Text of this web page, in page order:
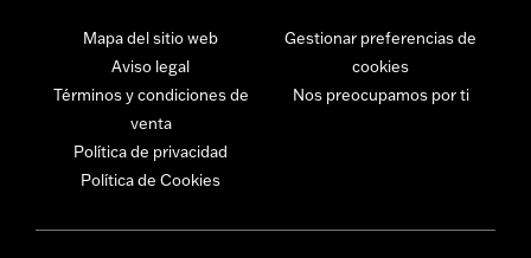
Mapa del sitio web
Aviso legal
Términos y condiciones de
venta
Política de privacidad
Política de Cookies
Gestionar preferencias de
cookies
Nos preocupamos por ti